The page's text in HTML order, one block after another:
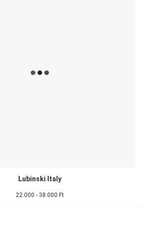
Lubinski Italy
22.000 - 38.000 Ft